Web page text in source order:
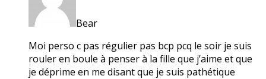
Bear
Moi perso c pas régulier pas bcp pcq le soir je suis
rouler en boule à penser à la fille que j’aime et que
je déprime en me disant que je suis pathétique